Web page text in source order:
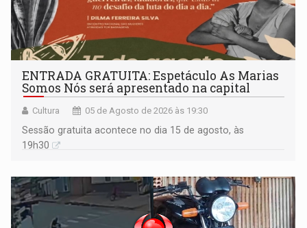
ENTRADA GRATUITA: Espetáculo As Marias
Somos Nós será apresentado na capital
Cultura 05 de Agosto de 2026 às 19:30
Sessão gratuita acontece no dia 15 de agosto, às
19h30